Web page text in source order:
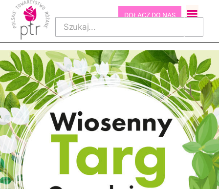
DOŁĄCZ DO NAS